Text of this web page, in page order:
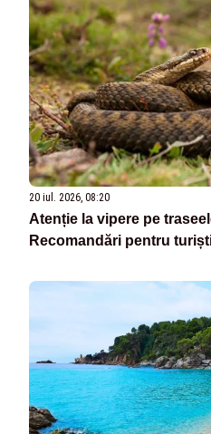
20 iul. 2026, 08:20
Atenție la vipere pe
Recomandări pentru